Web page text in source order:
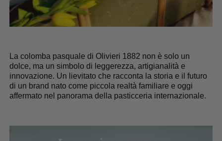
La colomba pasquale di Olivieri 1882 non è solo un
dolce, ma un simbolo di leggerezza, artigianalità e
innovazione. Un lievitato che racconta la storia e il futuro
di un brand nato come piccola realtà familiare e oggi
affermato nel panorama della pasticceria internazionale.